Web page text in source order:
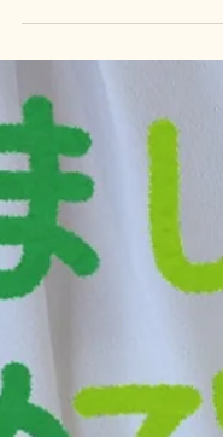
愛犬との信頼構築アドバ